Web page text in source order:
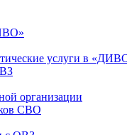
услуги в
организации
СВО